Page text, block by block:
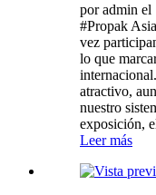
por admin el
#Propak
vez
lo que
atractivo,
nuestro
exposición,
Leer más